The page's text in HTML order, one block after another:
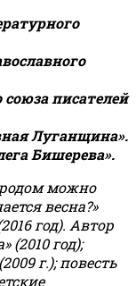
писателей
Луганщина».
Бишерева».
можно
весна?»
год). Автор
(2010 год);
г.); повесть